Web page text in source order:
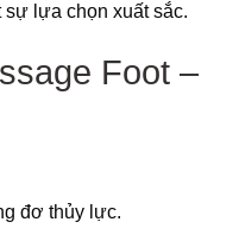
lựa chọn xuất sắc.
Foot –
đơ thủy lực.